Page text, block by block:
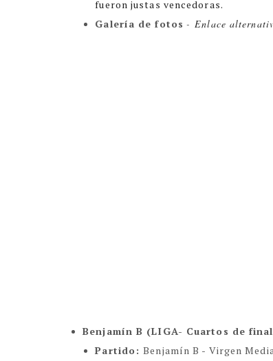
fueron justas vencedoras.
Galería de fotos -Enlace
Benjamín B (LIGA- Cuartos de
Partido:Benjamín B - Virgen